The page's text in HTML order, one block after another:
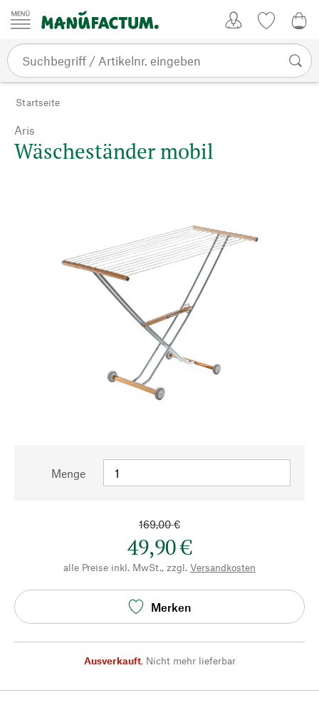
Zum Inhalt springen
Startseite
Aris
Wäscheständer mobil
Menge
169,00 €
49,90 €
alle Preise inkl. MwSt., zzgl. Versandkosten
Merken
Ausverkauft, Nicht mehr lieferbar